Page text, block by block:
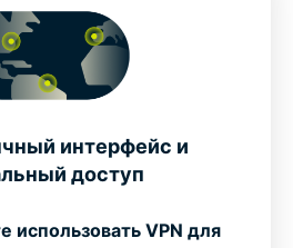
интерфейс и
доступ
использовать VPN для